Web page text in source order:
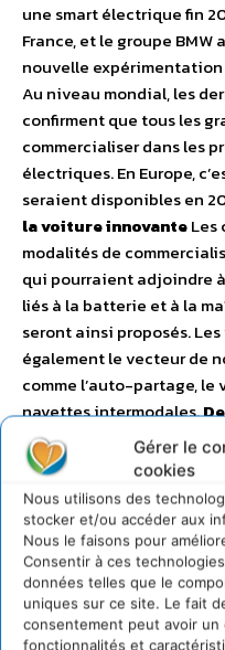
Gérer le
cookies
Nous utilisons des
stocker et/ou accéder aux
Nous le faisons pour
Consentir à ces
données telles que le
uniques sur ce site. Le fait
consentement peut avoir
fonctionnalités et
une smart électrique fin
France, et le groupe BMW
nouvelle
Au niveau mondial, les
confirment que tous les
commercialiser dans les
électriques. En Europe,
seraient disponibles en
la voiture innovanteLes
modalités de
qui pourraient adjoindre
liés à la batterie et à la
seront ainsi proposés.
également le vecteur de
comme l’auto-partage,
navettes intermodales.
renforcés par le grand
développement des
lancé deux appels à
premier, lancé fin 2008, a
innovants pour 56,9 M€ :
électriques en rupture ; –
véhicules hybrides
électriques et véhicules